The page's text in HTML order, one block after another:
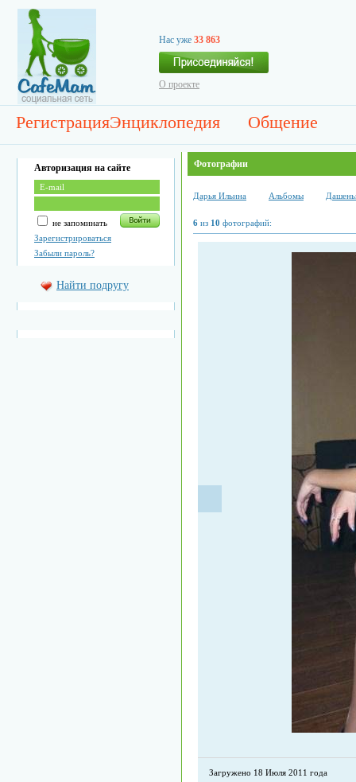
Нас уже 33 863
О проекте
РегистрацияЭнциклопедия Общение
Авторизация на сайте
не запоминать
Зарегистрироваться
Забыли пароль?
Найти подругу
Фотографии
Дарья Ильина Альбомы
6 из 10 фотографий:
Загружено 18 Июля 2011 года